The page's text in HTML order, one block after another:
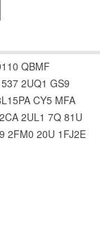
QBMF
537 2UQ1 GS9
CY5 MFA
2UL1 7Q 81U
2FM0 20U 1FJ2E